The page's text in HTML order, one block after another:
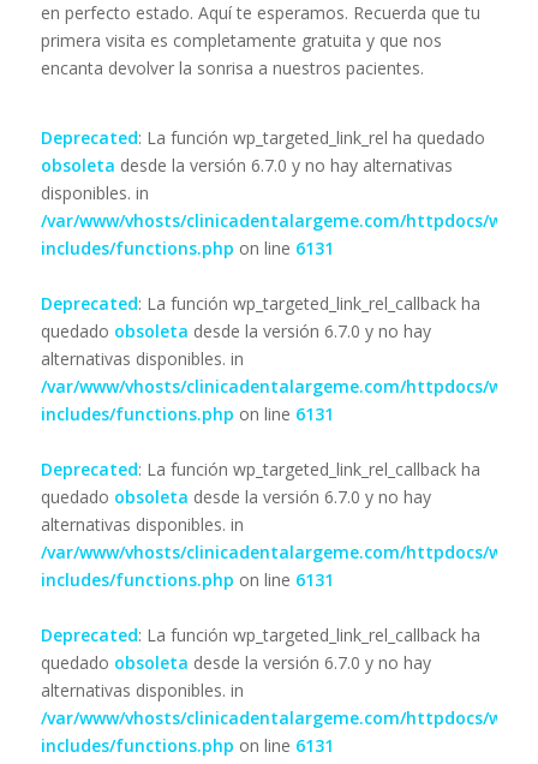
en perfecto estado. Aquí te esperamos. Recuerda que tu
primera visita es completamente gratuita y que nos
encanta devolver la sonrisa a nuestros pacientes.
Deprecated: La función wp_targeted_link_rel ha quedado
obsoleta desde la versión 6.7.0 y no hay alternativas
disponibles. in
/var/www/vhosts/clinicadentalargeme.com/httpdocs/wp-
includes/functions.php on line 6131
Deprecated: La función wp_targeted_link_rel_callback ha
quedado obsoleta desde la versión 6.7.0 y no hay
alternativas disponibles. in
/var/www/vhosts/clinicadentalargeme.com/httpdocs/wp-
includes/functions.php on line 6131
Deprecated: La función wp_targeted_link_rel_callback ha
quedado obsoleta desde la versión 6.7.0 y no hay
alternativas disponibles. in
/var/www/vhosts/clinicadentalargeme.com/httpdocs/wp-
includes/functions.php on line 6131
Deprecated: La función wp_targeted_link_rel_callback ha
quedado obsoleta desde la versión 6.7.0 y no hay
alternativas disponibles. in
/var/www/vhosts/clinicadentalargeme.com/httpdocs/wp-
includes/functions.php on line 6131